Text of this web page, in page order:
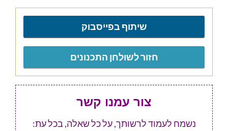
שיתוף בפייסבוק
חזור לשולחן התכנונים
צור עמנו קשר
נשמח לעמוד לרשותך, על כל שאלה, בכל עת: